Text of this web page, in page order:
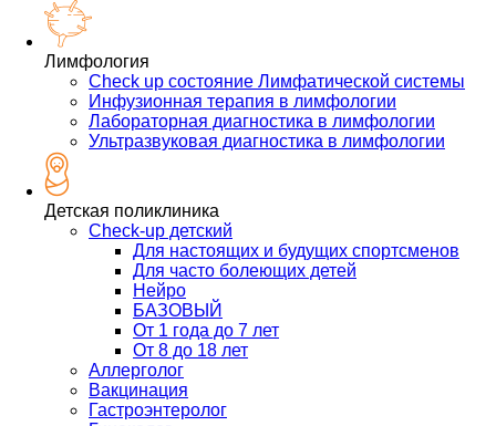
Лимфология
Check up состояние Лимфатической системы
Инфузионная терапия в лимфологии
Лабораторная диагностика в лимфологии
Ультразвуковая диагностика в лимфологии
Детская поликлиника
Check-up детский
Для настоящих и будущих спортсменов
Для часто болеющих детей
Нейро
БАЗОВЫЙ
От 1 года до 7 лет
От 8 до 18 лет
Аллерголог
Вакцинация
Гастроэнтеролог